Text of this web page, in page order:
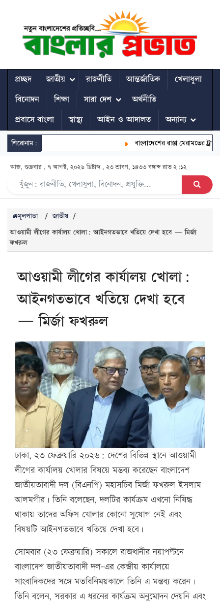
প্রচ্ছদ জাতীয় রাজনীতি আন্তর্জাতিক
খেলাধুলা
বিনোদন
শিক্ষা সারা দেশ
অর্থনীতি
প্রবাসে বাংলা
স্বাস্থ্য আইন ও আদালত অন্যান্য
শিরোনাম: বাংলাদেশের রাস্তা মেরামতের ট্রাক
আজ, শুক্রবার , ৭ আগস্ট, ২০২৬ খ্রিষ্টাব্দ , ২৩ শ্রাবণ, ১৪৩৩ বঙ্গাব্দরাত ২:১২
মূলপাতা / জাতীয় /
আওয়ামী লীগের কার্যালয় খোলা: আইনগতভাবে খতিয়ে দেখা হবে — মির্জা
ফখরুল
আওয়ামী লীগের কার্যালয় খোলা:
আইনগতভাবে খতিয়ে দেখা হবে
— মির্জা ফখরুল
ঢাকা, ২৩ ফেব্রুয়ারি ২০২৬: দেশের বিভিন্ন স্থানে আওয়ামী
লীগের কার্যালয় খোলার বিষয়ে মন্তব্য করেছেন বাংলাদেশ
জাতীয়তাবাদী দল (বিএনপি) মহাসচিব মির্জা ফখরুল ইসলাম
আলমগীর। তিনি বলেছেন, দলটির কার্যক্রম এখনো নিষিদ্ধ
থাকায় তাদের অফিস খোলার কোনো সুযোগ নেই এবং
বিষয়টি আইনগতভাবে খতিয়ে দেখা হবে।
সোমবার (২৩ ফেব্রুয়ারি) সকালে রাজধানীর নয়াপল্টনে
বাংলাদেশ জাতীয়তাবাদী দল-এর কেন্দ্রীয় কার্যালয়ে
সাংবাদিকদের সঙ্গে মতবিনিময়কালে তিনি এ মন্তব্য করেন।
তিনি বলেন, সরকার এ ধরনের কার্যক্রম অনুমোদন দেয়নি এবং